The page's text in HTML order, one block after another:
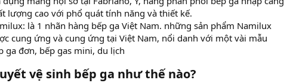
lượng cao với phổ quát tính năng và thiết kế.
là 1 nhãn hàng bếp ga Việt Nam. những sản phẩm Namilux
cung ứng và cung ứng tại Việt Nam, nổi danh với một vài mẫu
ga đơn, bếp gas mini, du lịch
vệ sinh bếp ga như thế nào?